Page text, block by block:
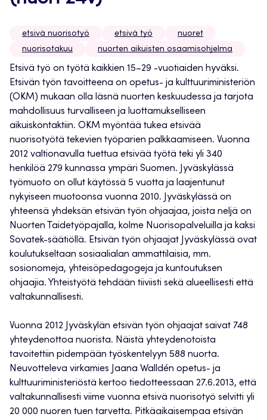
etsivä nuorisotyö etsivä työ
nuoret
nuorisotakuu
nuorten aikuisten osaamisohjelma
Etsivä työ on työtä kaikkien 15–29 -vuotiaiden hyväksi.
Etsivän työn tavoitteena on opetus- ja kulttuuriministeriön
(OKM) mukaan olla läsnä nuorten keskuudessa ja tarjota
mahdollisuus turvalliseen ja luottamukselliseen
aikuiskontaktiin. OKM myöntää tukea etsivää
nuorisotyötä tekevien työparien palkkaamiseen. Vuonna
2012 valtionavulla tuettua etsivää työtä teki yli 340
henkilöä 279 kunnassa ympäri Suomen. Jyväskylässä
työmuoto on ollut käytössä 5 vuotta ja laajentunut
nykyiseen muotoonsa vuonna 2010. Jyväskylässä on
yhteensä yhdeksän etsivän työn ohjaajaa, joista neljä on
Nuorten Taidetyöpajalla, kolme Nuorisopalveluilla ja kaksi
Sovatek-säätiöllä. Etsivän työn ohjaajat Jyväskylässä ovat
koulutukseltaan sosiaalialan ammattilaisia, mm.
sosionomeja, yhteisöpedagogeja ja kuntoutuksen
ohjaajia. Yhteistyötä tehdään tiiviisti sekä alueellisesti että
valtakunnallisesti.
Vuonna 2012 Jyväskylän etsivän työn ohjaajat saivat 748
yhteydenottoa nuorista. Näistä yhteydenotoista
tavoitettiin pidempään työskentelyyn 588 nuorta.
Neuvotteleva virkamies Jaana Walldén opetus- ja
kulttuuriministeriöstä kertoo tiedotteessaan 27.6.2013, että
valtakunnallisesti viime vuonna etsivä nuorisotyö selvitti yli
20 000 nuoren tuen tarvetta. Pitkäaikaisempaa etsivän